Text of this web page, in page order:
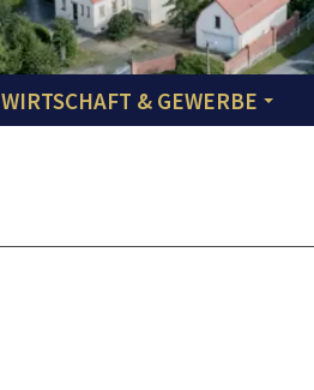
WIRTSCHAFT & GEWERBE